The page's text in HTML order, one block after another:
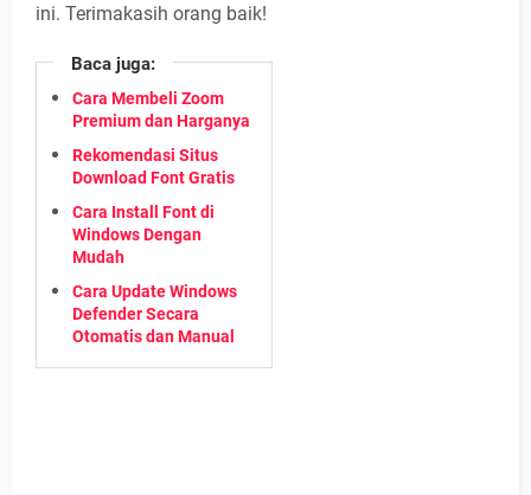
ini. Terimakasih orang baik!
Baca juga:
Cara Membeli Zoom
Premium dan Harganya
Rekomendasi Situs
Download Font Gratis
Cara Install Font di
Windows Dengan
Mudah
Cara Update Windows
Defender Secara
Otomatis dan Manual